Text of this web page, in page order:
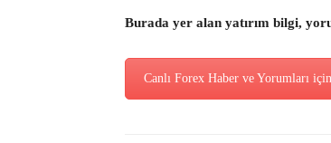
Burada yer alan yatırım bilgi,
Canlı Forex Haber ve Yorumları